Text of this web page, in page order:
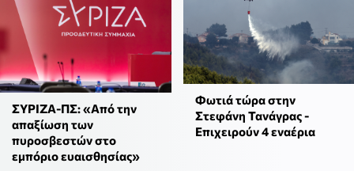
ΣΥΡΙΖΑ-ΠΣ: «Από την
απαξίωση των
πυροσβεστών στο
εμπόριο ευαισθησίας»
Φωτιά τώρα στην
Στεφάνη Τανάγρας -
Επιχειρούν 4 εναέρια